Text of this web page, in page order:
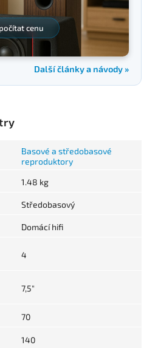
cenu
Další články a návody »
Basové a středobasové
reproduktory
1.48 kg
Středobasový
Domácí hifi
4
7,5"
70
140